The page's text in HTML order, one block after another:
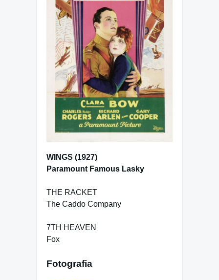
WINGS (1927)
Paramount Famous Lasky
THE RACKET
The Caddo Company
7TH HEAVEN
Fox
Fotografia